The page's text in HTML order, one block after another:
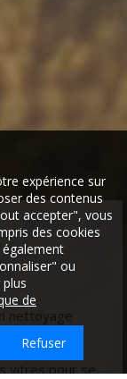
expérience sur
des contenus
accepter", vous
des cookies
ou
de
Refuser
nettoyage
suis
vitres pour se